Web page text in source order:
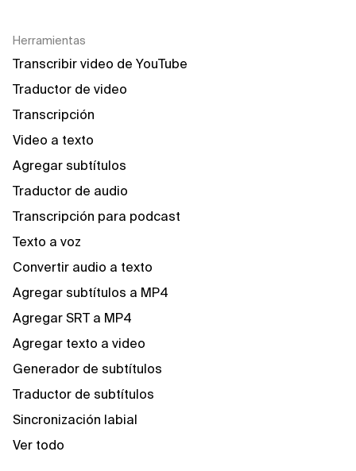
Herramientas
Transcribir video de YouTube
Traductor de video
Transcripción
Video a texto
Agregar subtítulos
Traductor de audio
Transcripción para podcast
Texto a voz
Convertir audio a texto
Agregar subtítulos a MP4
Agregar SRT a MP4
Agregar texto a video
Generador de subtítulos
Traductor de subtítulos
Sincronización labial
Ver todo